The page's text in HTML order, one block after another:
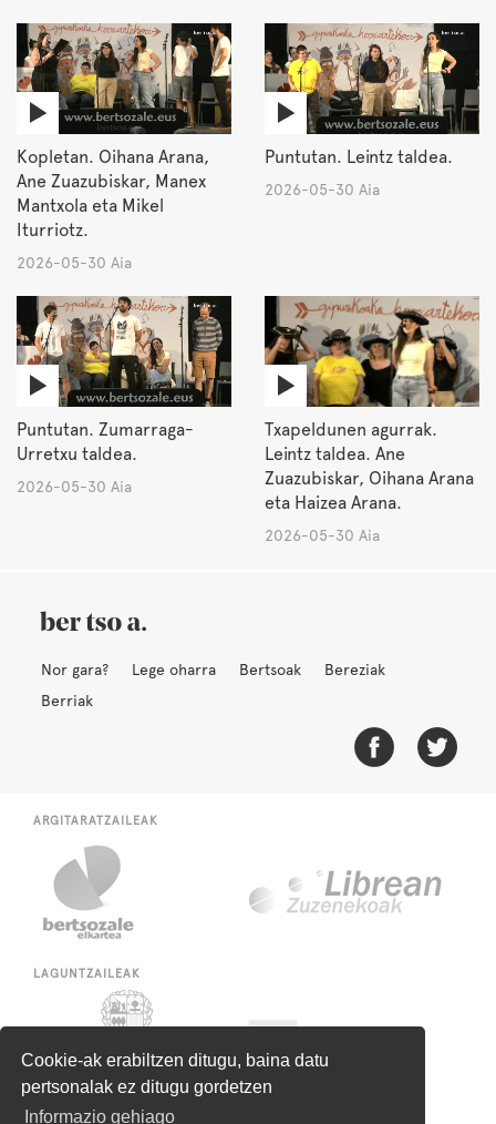
Cookie-ak erabiltzen ditugu, baina datu
pertsonalak ez ditugu gordetzen
Informazio gehiago
Kopletan. Oihana Arana,
Ane Zuazubiskar, Manex
Mantxola eta Mikel
Iturriotz.
2026-05-30 Aia
Puntutan. Leintz taldea.
2026-05-30 Aia
Puntutan. Zumarraga-
Urretxu taldea.
2026-05-30 Aia
Txapeldunen agurrak.
Leintz taldea. Ane
Zuazubiskar, Oihana Arana
eta Haizea Arana.
2026-05-30 Aia
Nor gara? Lege oharra Bertsoak
Bereziak
Berriak
ARGITARATZAILEAK
LAGUNTZAILEAK